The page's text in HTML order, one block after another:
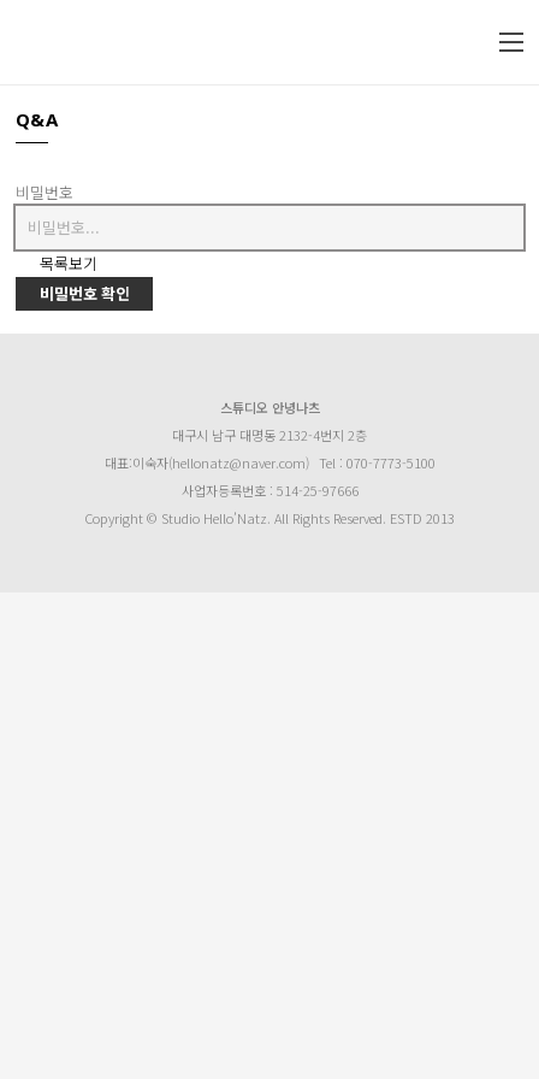
Q&A
비밀번호
목록보기
비밀번호 확인
스튜디오 안녕나츠
대구시 남구 대명동 2132-4번지 2층
대표:이숙자(hellonatz@naver.com) Tel : 070-7773-5100
사업자등록번호 : 514-25-97666
Copyright © Studio Hello’Natz. All Rights Reserved. ESTD 2013